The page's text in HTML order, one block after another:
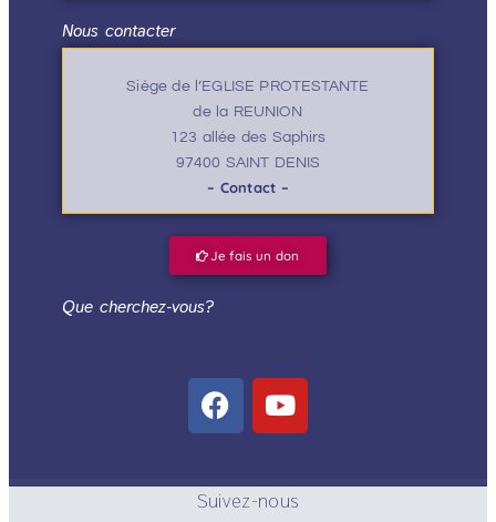
Nous contacter
Siège de l’EGLISE PROTESTANTE
de la REUNION
123 allée des Saphirs
97400 SAINT DENIS
– Contact –
Je fais un don
Que cherchez-vous?
Suivez-nous